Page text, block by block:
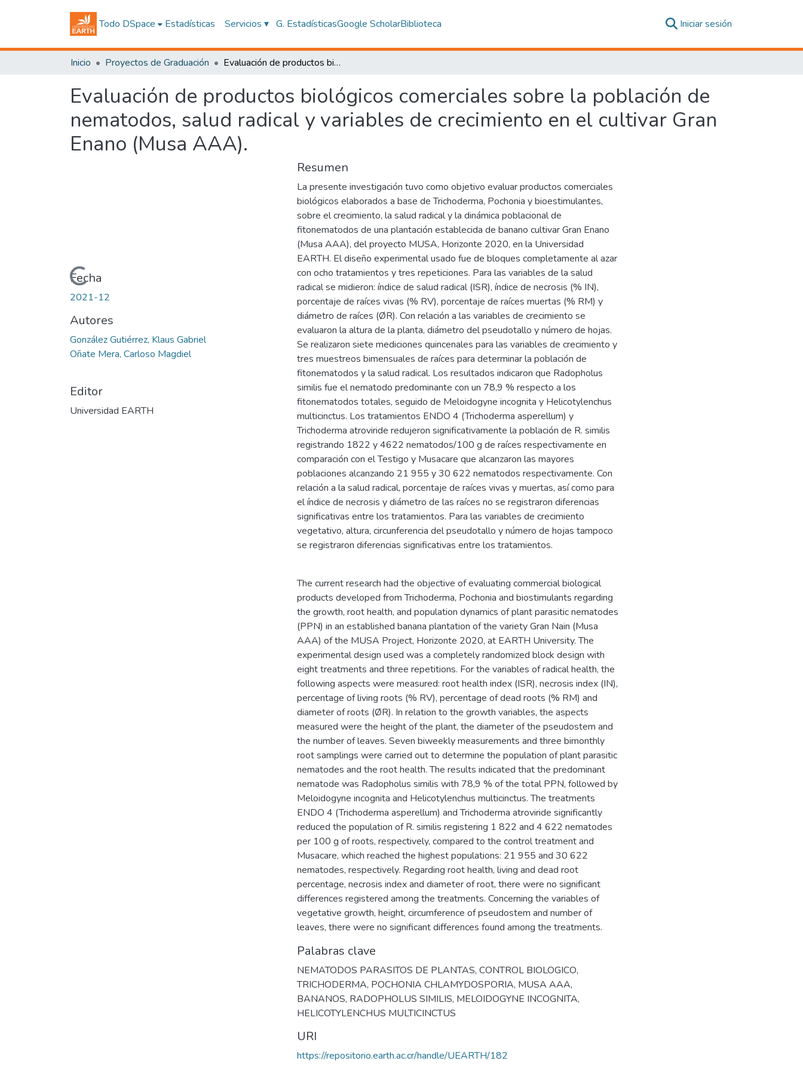
Todo DSpace Estadísticas Servicios ▾ G. EstadísticasGoogle ScholarBiblioteca Iniciar sesión
Inicio Proyectos de Graduación Evaluación de productos biológicos comerciales sobre la población de nematodos, salud radical y variables de crecimiento en el cultivar Gran Enano (Musa AAA).
Evaluación de productos biológicos comerciales sobre la población de
nematodos, salud radical y variables de crecimiento en el cultivar Gran
Enano (Musa AAA).
Cargando...
Fecha
2021-12
Autores
González Gutiérrez, Klaus Gabriel
Oñate Mera, Carloso Magdiel
Editor
Universidad EARTH
Resumen
La presente investigación tuvo como objetivo evaluar productos comerciales
biológicos elaborados a base de Trichoderma, Pochonia y bioestimulantes,
sobre el crecimiento, la salud radical y la dinámica poblacional de
fitonematodos de una plantación establecida de banano cultivar Gran Enano
(Musa AAA), del proyecto MUSA, Horizonte 2020, en la Universidad
EARTH. El diseño experimental usado fue de bloques completamente al azar
con ocho tratamientos y tres repeticiones. Para las variables de la salud
radical se midieron: índice de salud radical (ISR), índice de necrosis (% IN),
porcentaje de raíces vivas (% RV), porcentaje de raíces muertas (% RM) y
diámetro de raíces (ØR). Con relación a las variables de crecimiento se
evaluaron la altura de la planta, diámetro del pseudotallo y número de hojas.
Se realizaron siete mediciones quincenales para las variables de crecimiento y
tres muestreos bimensuales de raíces para determinar la población de
fitonematodos y la salud radical. Los resultados indicaron que Radopholus
similis fue el nematodo predominante con un 78,9 % respecto a los
fitonematodos totales, seguido de Meloidogyne incognita y Helicotylenchus
multicinctus. Los tratamientos ENDO 4 (Trichoderma asperellum) y
Trichoderma atroviride redujeron significativamente la población de R. similis
registrando 1822 y 4622 nematodos/100 g de raíces respectivamente en
comparación con el Testigo y Musacare que alcanzaron las mayores
poblaciones alcanzando 21 955 y 30 622 nematodos respectivamente. Con
relación a la salud radical, porcentaje de raíces vivas y muertas, así como para
el índice de necrosis y diámetro de las raíces no se registraron diferencias
significativas entre los tratamientos. Para las variables de crecimiento
vegetativo, altura, circunferencia del pseudotallo y número de hojas tampoco
se registraron diferencias significativas entre los tratamientos.
The current research had the objective of evaluating commercial biological
products developed from Trichoderma, Pochonia and biostimulants regarding
the growth, root health, and population dynamics of plant parasitic nematodes
(PPN) in an established banana plantation of the variety Gran Nain (Musa
AAA) of the MUSA Project, Horizonte 2020, at EARTH University. The
experimental design used was a completely randomized block design with
eight treatments and three repetitions. For the variables of radical health, the
following aspects were measured: root health index (ISR), necrosis index (IN),
percentage of living roots (% RV), percentage of dead roots (% RM) and
diameter of roots (ØR). In relation to the growth variables, the aspects
measured were the height of the plant, the diameter of the pseudostem and
the number of leaves. Seven biweekly measurements and three bimonthly
root samplings were carried out to determine the population of plant parasitic
nematodes and the root health. The results indicated that the predominant
nematode was Radopholus similis with 78,9 % of the total PPN, followed by
Meloidogyne incognita and Helicotylenchus multicinctus. The treatments
ENDO 4 (Trichoderma asperellum) and Trichoderma atroviride significantly
reduced the population of R. similis registering 1 822 and 4 622 nematodes
per 100 g of roots, respectively, compared to the control treatment and
Musacare, which reached the highest populations: 21 955 and 30 622
nematodes, respectively. Regarding root health, living and dead root
percentage, necrosis index and diameter of root, there were no significant
differences registered among the treatments. Concerning the variables of
vegetative growth, height, circumference of pseudostem and number of
leaves, there were no significant differences found among the treatments.
Palabras clave
NEMATODOS PARASITOS DE PLANTAS, CONTROL BIOLOGICO,
TRICHODERMA, POCHONIA CHLAMYDOSPORIA, MUSA AAA,
BANANOS, RADOPHOLUS SIMILIS, MELOIDOGYNE INCOGNITA,
HELICOTYLENCHUS MULTICINCTUS
URI
https://repositorio.earth.ac.cr/handle/UEARTH/182